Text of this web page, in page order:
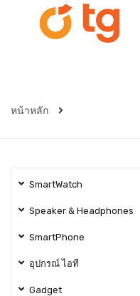
หน้าหลัก
SmartWatch
Speaker & Headphones
SmartPhone
อุปกรณ์ ไอที
Gadget